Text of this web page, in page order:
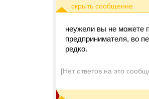
неужели вы не можете
предпринимателя, во
редко.
[Нет ответов на это